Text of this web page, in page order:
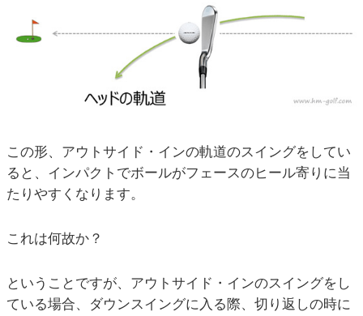
この形、アウトサイド・インの軌道のスイングをしてい
ると、インパクトでボールがフェースのヒール寄りに当
たりやすくなります。
これは何故か？
ということですが、アウトサイド・インのスイングをし
ている場合、ダウンスイングに入る際、切り返しの時に